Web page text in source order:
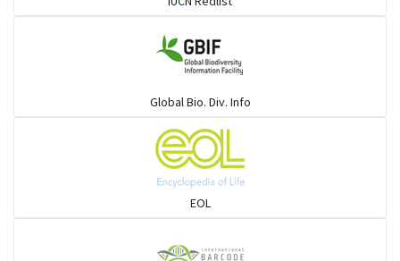
চড়ুই-বাবুই-খঞ্জন-তুলিকা-মুনিয়া
চড়ুই-বাবুই-খঞ্জন-তুলিকা-মুনিয়া
Global Bio. Div. Info
EOL